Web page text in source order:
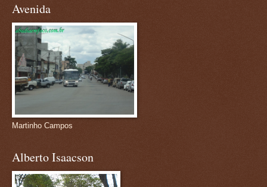
Avenida
Martinho Campos
Alberto Isaacson